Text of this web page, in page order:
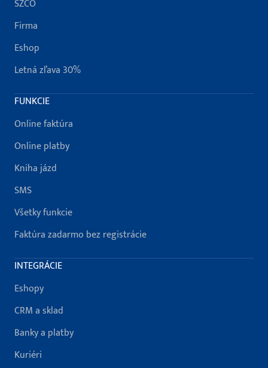
SZČO
Firma
Eshop
Letná zľava 30%
FUNKCIE
Online faktúra
Online platby
Kniha jázd
SMS
Všetky funkcie
Faktúra zadarmo bez registrácie
INTEGRÁCIE
Eshopy
CRM a sklad
Banky a platby
Kuriéri